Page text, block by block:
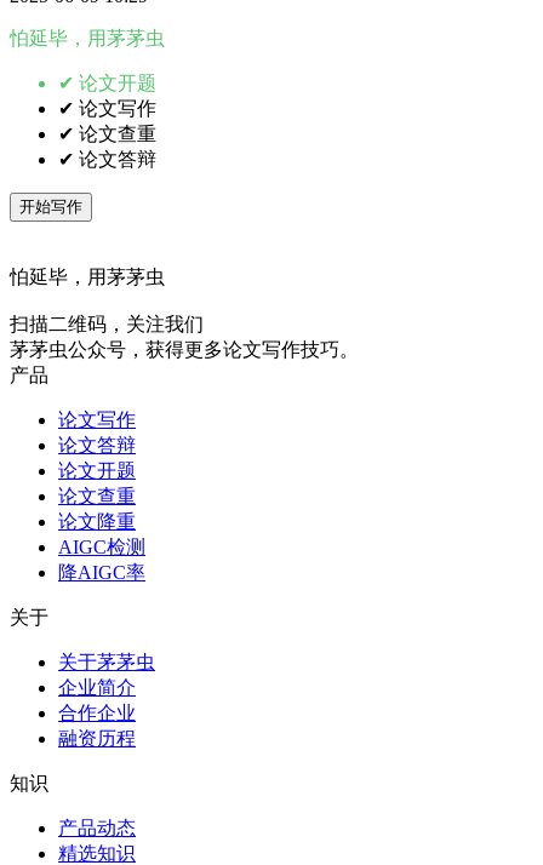
怕延毕，用茅茅虫
✔ 论文开题
✔ 论文写作
✔ 论文查重
✔ 论文答辩
开始写作
怕延毕，用茅茅虫
扫描二维码，关注我们
茅茅虫公众号，获得更多论文写作技巧。
产品
论文写作
论文答辩
论文开题
论文查重
论文降重
AIGC检测
降AIGC率
关于
关于茅茅虫
企业简介
合作企业
融资历程
知识
产品动态
精选知识